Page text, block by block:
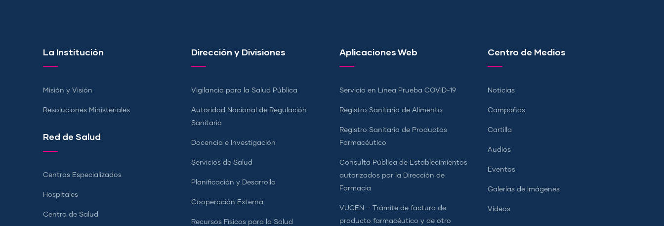
La Institución
Misión y Visión
Resoluciones Ministeriales
Red de Salud
Centros Especializados
Hospitales
Centro de Salud
Dirección y Divisiones
Vigilancia para la Salud Pública
Autoridad Nacional de Regulación
Sanitaria
Docencia e Investigación
Servicios de Salud
Planificación y Desarrollo
Cooperación Externa
Recursos Físicos para la Salud
Aplicaciones Web
Servicio en Línea Prueba COVID-19
Registro Sanitario de Alimento
Registro Sanitario de Productos
Farmacéutico
Consulta Pública de Establecimientos
autorizados por la Dirección de
Farmacia
VUCEN – Trámite de factura de
producto farmacéutico y de otro
Centro de Medios
Noticias
Campañas
Cartilla
Audios
Eventos
Galerías de Imágenes
Videos